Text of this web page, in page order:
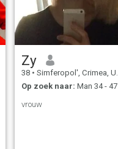
Zy
38 • Simferopol', Crimea, Ukraïne
Op zoek naar: Man 34 - 47
vrouw